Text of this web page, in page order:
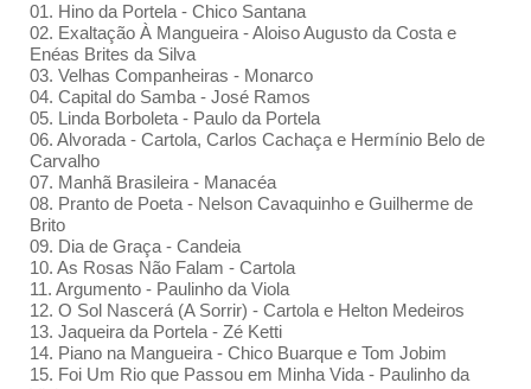
01. Hino da Portela - Chico Santana
02. Exaltação À Mangueira - Aloiso Augusto da Costa e
Enéas Brites da Silva
03. Velhas Companheiras - Monarco
04. Capital do Samba - José Ramos
05. Linda Borboleta - Paulo da Portela
06. Alvorada - Cartola, Carlos Cachaça e Hermínio Belo de
Carvalho
07. Manhã Brasileira - Manacéa
08. Pranto de Poeta - Nelson Cavaquinho e Guilherme de
Brito
09. Dia de Graça - Candeia
10. As Rosas Não Falam - Cartola
11. Argumento - Paulinho da Viola
12. O Sol Nascerá (A Sorrir) - Cartola e Helton Medeiros
13. Jaqueira da Portela - Zé Ketti
14. Piano na Mangueira - Chico Buarque e Tom Jobim
15. Foi Um Rio que Passou em Minha Vida - Paulinho da